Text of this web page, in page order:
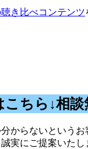
き比べコンテンツ
ちら↓相談
からないという
実にご提案いたし